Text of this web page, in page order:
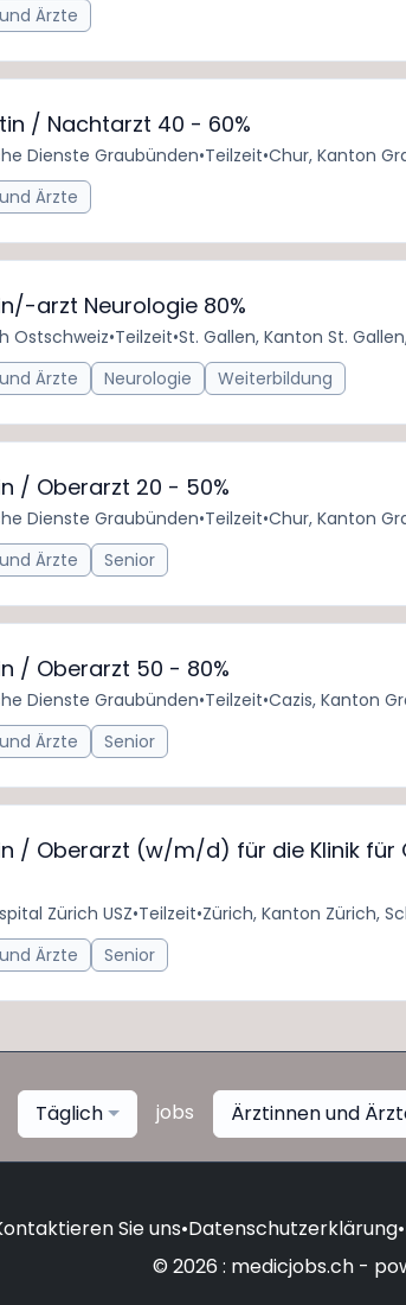
Ärzte
/ Nachtarzt 40 - 60%
Dienste Graubünden•Teilzeit•Chur, Kanton
Ärzte
arzt Neurologie 80%
Ostschweiz•Teilzeit•St. Gallen, Kanton St.
Ärzte
Neurologie Weiterbildung
/ Oberarzt 20 - 50%
Dienste Graubünden•Teilzeit•Chur, Kanton
Ärzte
Senior
/ Oberarzt 50 - 80%
Dienste Graubünden•Teilzeit•Cazis, Kanton
Ärzte
Senior
/ Oberarzt (w/m/d) für die Klinik für
Zürich USZ•Teilzeit•Zürich, Kanton Zürich,
Ärzte
Senior
Täglich jobs Ärztinnen und
Sie uns•Datenschutzerklärung•
© 2026 : medicjobs.ch -